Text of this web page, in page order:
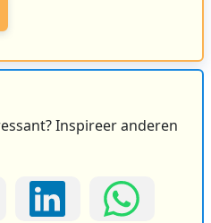
Inspireer anderen